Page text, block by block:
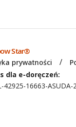
Star®
prywatności
dla e-doręczeń:
42925-16663-ASUDA-